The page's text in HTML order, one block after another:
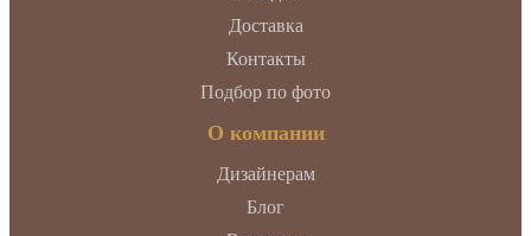
Доставка
Контакты
Подбор по фото
О компании
Дизайнерам
Блог